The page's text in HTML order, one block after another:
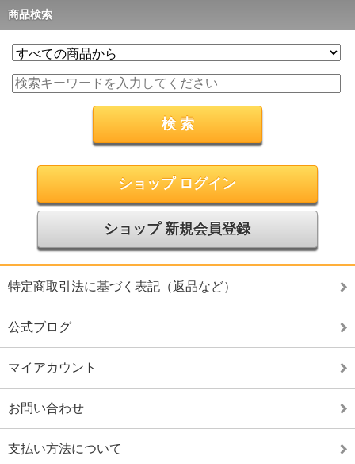
商品検索
ショップ ログイン
ショップ 新規会員登録
特定商取引法に基づく表記（返品など）
公式ブログ
マイアカウント
お問い合わせ
支払い方法について